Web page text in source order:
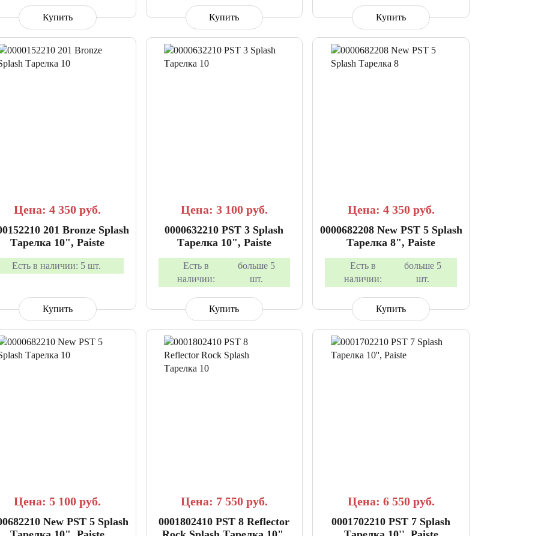
Купить Купить Купить
Цена: 4 350 руб.
201 Bronze Splash
Тарелка 10", Paiste
Есть в наличии: 5 шт.
Купить
Цена: 3 100 руб.
0000632210 PST 3 Splash
Тарелка 10", Paiste
Есть в
наличии:
больше 5
шт.
Купить
Цена: 4 350 руб.
0000682208 New PST 5 Splash
Тарелка 8", Paiste
Есть в
наличии:
больше 5
шт.
Купить
Цена: 5 100 руб.
New PST 5 Splash
Цена: 7 550 руб.
0001802410 PST 8 Reflector
Цена: 6 550 руб.
0001702210 PST 7 Splash